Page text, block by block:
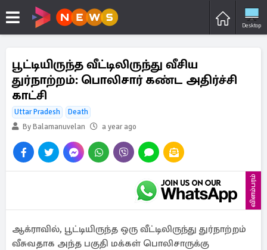
Desktop
பூட்டியிருந்த வீட்டிலிருந்து வீசிய
துர்நாற்றம்: பொலிசார் கண்ட அதிர்ச்சி
காட்சி
Uttar Pradesh
Death
By Balamanuvelan
a year ago
விளம்பரம்
ஆக்ராவில், பூட்டியிருந்த ஒரு வீட்டிலிருந்து துர்நாற்றம்
வீசுவதாக அந்த பகுதி மக்கள் பொலிசாருக்கு